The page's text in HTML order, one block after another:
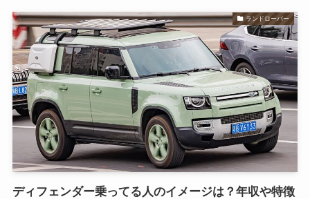
ランドローバー
ディフェンダー乗ってる人のイメージは？年収や特徴